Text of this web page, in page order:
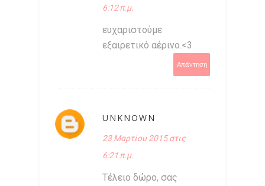
6:12 π.μ.
ευχαριστούμε
εξαιρετικό αέρινο.<3
Απάντηση
UNKNOWN
23 Μαρτίου 2015 στις
6:21 π.μ.
Τέλειο δώρο, σας